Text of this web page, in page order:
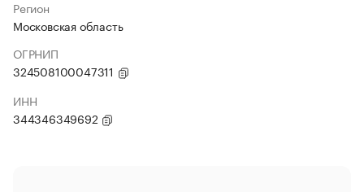
Регион
Московская область
ОГРНИП
324508100047311
ИНН
344346349692